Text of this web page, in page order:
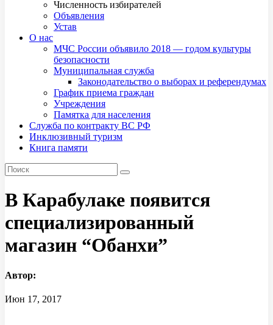
Численность избирателей
Объявления
Устав
О нас
МЧС России объявило 2018 — годом культуры
безопасности
Муниципальная служба
Законодательство о выборах и референдумах
График приема граждан
Учреждения
Памятка для населения
Служба по контракту ВС РФ
Инклюзивный туризм
Книга памяти
В Карабулаке появится
специализированный
магазин “Обанхи”
Автор:
Июн 17, 2017